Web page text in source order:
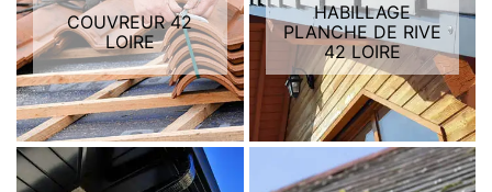
COUVREUR 42
LOIRE
HABILLAGE
PLANCHE DE RIVE
42 LOIRE